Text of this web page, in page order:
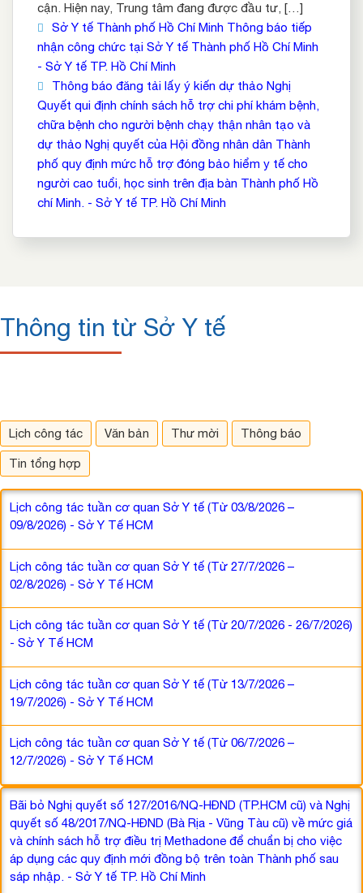
cận. Hiện nay, Trung tâm đang được đầu tư, […]
Sở Y tế Thành phố Hồ Chí Minh Thông báo tiếp
nhận công chức tại Sở Y tế Thành phố Hồ Chí Minh
- Sở Y tế TP. Hồ Chí Minh
Thông báo đăng tải lấy ý kiến dự thảo Nghị
Quyết qui định chính sách hỗ trợ chi phí khám bệnh,
chữa bệnh cho người bệnh chạy thận nhân tạo và
dự thảo Nghị quyết của Hội đồng nhân dân Thành
phố quy định mức hỗ trợ đóng bảo hiểm y tế cho
người cao tuổi, học sinh trên địa bàn Thành phố Hồ
chí Minh. - Sở Y tế TP. Hồ Chí Minh
Thông tin từ Sở Y tế
Lịch công tác Văn bản Thư mời Thông báo
Tin tổng hợp
Lịch công tác tuần cơ quan Sở Y tế (Từ 03/8/2026 –
09/8/2026) - Sở Y Tế HCM
Lịch công tác tuần cơ quan Sở Y tế (Từ 27/7/2026 –
02/8/2026) - Sở Y Tế HCM
Lịch công tác tuần cơ quan Sở Y tế (Từ 20/7/2026 - 26/7/2026)
- Sở Y Tế HCM
Lịch công tác tuần cơ quan Sở Y tế (Từ 13/7/2026 –
19/7/2026) - Sở Y Tế HCM
Lịch công tác tuần cơ quan Sở Y tế (Từ 06/7/2026 –
12/7/2026) - Sở Y Tế HCM
Bãi bỏ Nghị quyết số 127/2016/NQ-HĐND (TP.HCM cũ) và Nghị
quyết số 48/2017/NQ-HĐND (Bà Rịa - Vũng Tàu cũ) về mức giá
và chính sách hỗ trợ điều trị Methadone để chuẩn bị cho việc
áp dụng các quy định mới đồng bộ trên toàn Thành phố sau
sáp nhập. - Sở Y tế TP. Hồ Chí Minh